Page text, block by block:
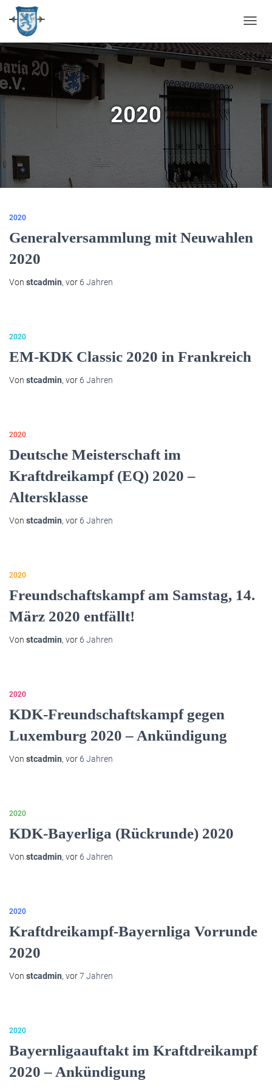
2020
2020
Generalversammlung mit Neuwahlen
2020
Von stcadmin, vor 6 Jahren
2020
EM-KDK Classic 2020 in Frankreich
Von stcadmin, vor 6 Jahren
2020
Deutsche Meisterschaft im
Kraftdreikampf (EQ) 2020 –
Altersklasse
Von stcadmin, vor 6 Jahren
2020
Freundschaftskampf am Samstag, 14.
März 2020 entfällt!
Von stcadmin, vor 6 Jahren
2020
KDK-Freundschaftskampf gegen
Luxemburg 2020 – Ankündigung
Von stcadmin, vor 6 Jahren
2020
KDK-Bayerliga (Rückrunde) 2020
Von stcadmin, vor 6 Jahren
2020
Kraftdreikampf-Bayernliga Vorrunde
2020
Von stcadmin, vor7 Jahren
2020
Bayernligaauftakt im Kraftdreikampf
2020 – Ankündigung